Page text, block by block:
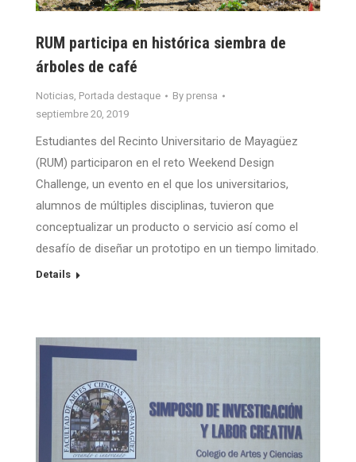
RUM participa en histórica siembra de
árboles de café
Noticias, Portada destaque By prensa
septiembre 20, 2019
Estudiantes del Recinto Universitario de Mayagüez
(RUM) participaron en el reto Weekend Design
Challenge, un evento en el que los universitarios,
alumnos de múltiples disciplinas, tuvieron que
conceptualizar un producto o servicio así como el
desafío de diseñar un prototipo en un tiempo limitado.
Details